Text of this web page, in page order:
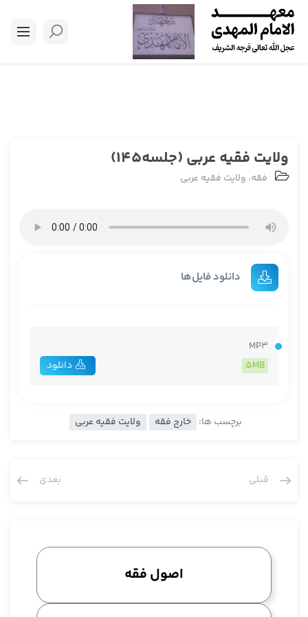
ولایت فقیه عربی (جلسه145)
فقه، ولایت فقیه عربی
دانلود فایل‌ها
MP3
5MB
دانلود
برچسب ها: خارج فقه ولایت فقیه عربی
قبلی بعدی
اصول فقه